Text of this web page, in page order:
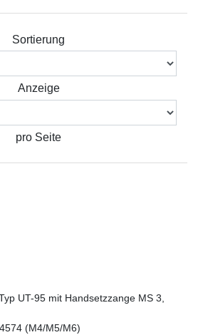
Sortierung
Anzeige
pro Seite
UT-95 mit Handsetzzange MS 3,
(M4/M5/M6)